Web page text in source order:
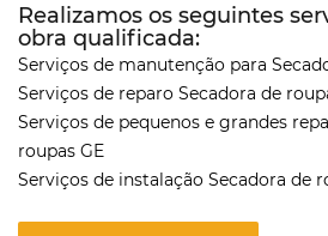
Realizamos os seguintes
obra qualificada:
Serviços de manutenção para
Serviços de reparo Secadora de
Serviços de pequenos e grandes
roupas GE
Serviços de instalação Secadora de